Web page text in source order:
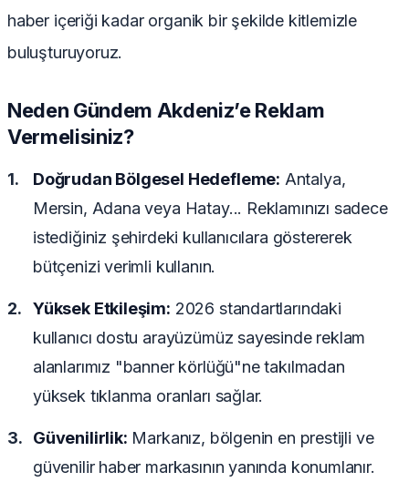
haber içeriği kadar organik bir şekilde kitlemizle
buluşturuyoruz.
Neden Gündem Akdeniz’e Reklam
Vermelisiniz?
Doğrudan Bölgesel Hedefleme: Antalya,
Mersin, Adana veya Hatay... Reklamınızı sadece
istediğiniz şehirdeki kullanıcılara göstererek
bütçenizi verimli kullanın.
Yüksek Etkileşim: 2026 standartlarındaki
kullanıcı dostu arayüzümüz sayesinde reklam
alanlarımız "banner körlüğü"ne takılmadan
yüksek tıklanma oranları sağlar.
Güvenilirlik: Markanız, bölgenin en prestijli ve
güvenilir haber markasının yanında konumlanır.